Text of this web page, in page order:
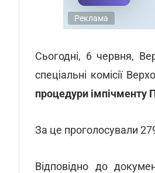
Реклама
Сьогодні, 6 червня,
спеціальні комісії
процедури імпічменту
За це проголосували
Відповідно до